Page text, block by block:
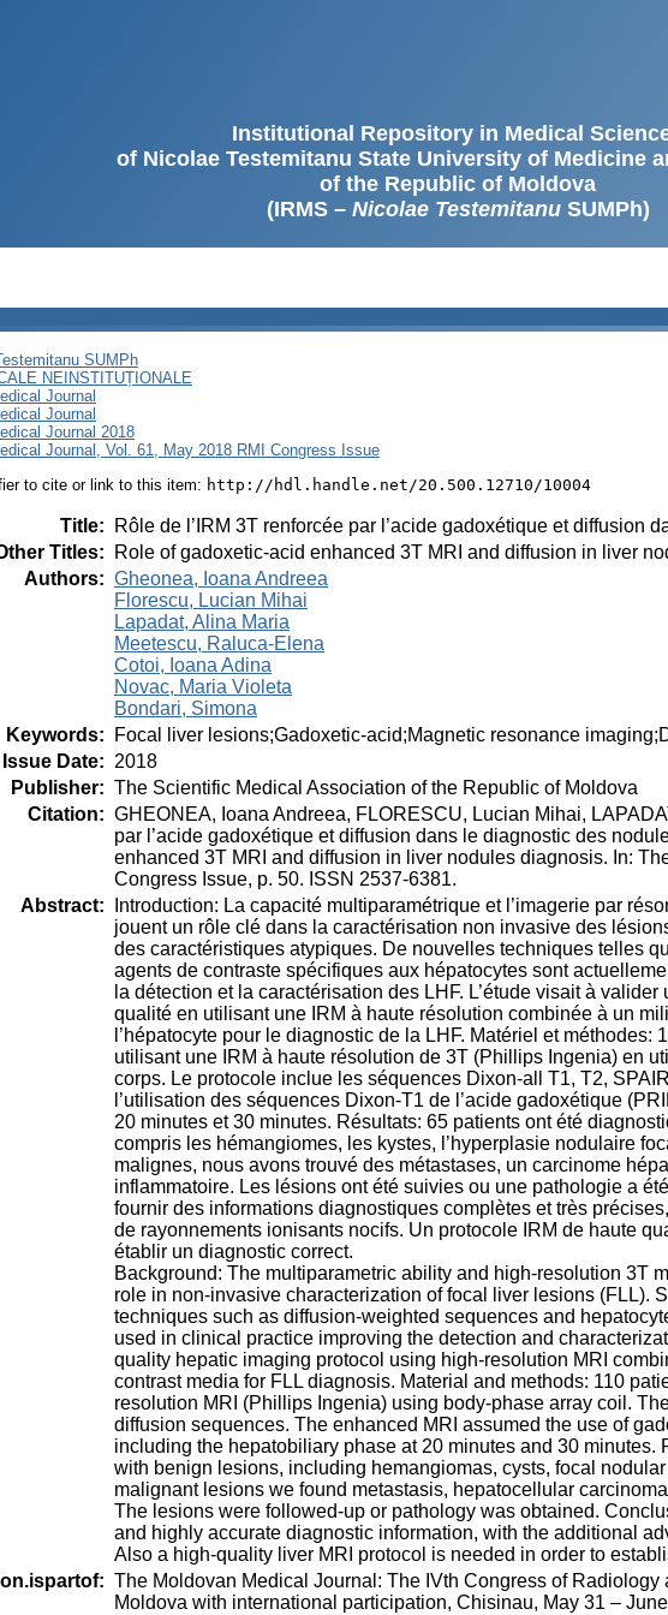
Institutional Repository in Medical
of Nicolae Testemitanu State University of Medicine
of the Republic of Moldova
(IRMS – Nicolae TestemitanuSUMPh)
SUMPh
NEINSTITUȚIONALE
Journal
Journal
Journal 2018
Journal, Vol. 61, May 2018 RMI Congress Issue
to cite or link to this item: http://hdl.handle.net/20.500.12710/10004
Title:
Rôle de l’IRM 3T renforcée par l’acide gadoxétique et diffusion
Titles:
Role of gadoxetic-acid enhanced 3T MRI and diffusion in liver
Authors: Gheonea, Ioana Andreea
Florescu, Lucian Mihai
Lapadat, Alina Maria
Meetescu, Raluca-Elena
Cotoi, Ioana Adina
Novac, Maria Violeta
Bondari, Simona
Keywords:
Focal liver lesions;Gadoxetic-acid;Magnetic resonance
Issue Date: 2018
Publisher: The Scientific Medical Association of the Republic of Moldova
Citation: GHEONEA, Ioana Andreea, FLORESCU, Lucian Mihai,
par l’acide gadoxétique et diffusion dans le diagnostic des
enhanced 3T MRI and diffusion in liver nodules diagnosis. In:
Congress Issue, p. 50. ISSN 2537-6381.
Abstract:
Introduction: La capacité multiparamétrique et l’imagerie par
jouent un rôle clé dans la caractérisation non invasive des
des caractéristiques atypiques. De nouvelles techniques telles
agents de contraste spécifiques aux hépatocytes sont
la détection et la caractérisation des LHF. L’étude visait à
qualité en utilisant une IRM à haute résolution combinée à un
l’hépatocyte pour le diagnostic de la LHF. Matériel et
utilisant une IRM à haute résolution de 3T (Phillips Ingenia) en
corps. Le protocole inclue les séquences Dixon-all T1, T2,
l’utilisation des séquences Dixon-T1 de l’acide gadoxétique
20 minutes et 30 minutes. Résultats: 65 patients ont été
compris les hémangiomes, les kystes, l’hyperplasie nodulaire
malignes, nous avons trouvé des métastases, un carcinome
inflammatoire. Les lésions ont été suivies ou une pathologie a
fournir des informations diagnostiques complètes et très
de rayonnements ionisants nocifs. Un protocole IRM de haute
établir un diagnostic correct.
Background: The multiparametric ability and high-resolution 3T
role in non-invasive characterization of focal liver lesions (FLL).
techniques such as diffusion-weighted sequences and
used in clinical practice improving the detection and
quality hepatic imaging protocol using high-resolution MRI
contrast media for FLL diagnosis. Material and methods: 110
resolution MRI (Phillips Ingenia) using body-phase array coil.
diffusion sequences. The enhanced MRI assumed the use of
including the hepatobiliary phase at 20 minutes and 30
with benign lesions, including hemangiomas, cysts, focal
malignant lesions we found metastasis, hepatocellular
The lesions were followed-up or pathology was obtained.
and highly accurate diagnostic information, with the additional
Also a high-quality liver MRI protocol is needed in order to
: The Moldovan Medical Journal: The IVth Congress of
Moldova with international participation, Chisinau, May 31 –